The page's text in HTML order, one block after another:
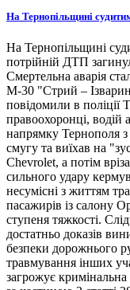
На Тернопільщині
На Тернопільщині
потрійній ДТП
Смертельна аварія
М-30 "Стрий –
повідомили в
правоохоронці, водій
напрямку Тернополя
смугу та виїхав на
Chevrolet, а потім
сильного удару
несумісні з життям
пасажирів із салону
ступеня тяжкості.
достатньо доказів
безпеки дорожнього
травмування інших
загрожує